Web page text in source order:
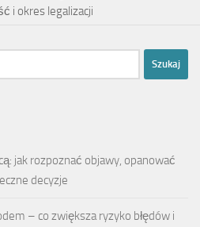
i okres legalizacji
jak rozpoznać objawy, opanować
decyzje
– co zwiększa ryzyko błędów i